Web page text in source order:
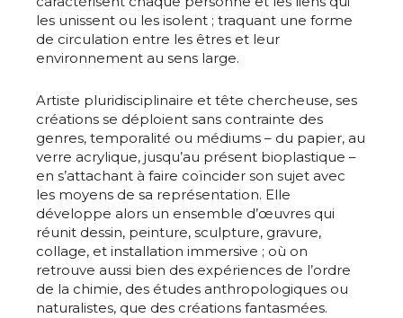
les unissent ou les isolent ; traquant une forme
de circulation entre les êtres et leur
environnement au sens large.
Artiste pluridisciplinaire et tête chercheuse, ses
créations se déploient sans contrainte des
genres, temporalité ou médiums – du papier, au
verre acrylique, jusqu’au présent bioplastique –
en s’attachant à faire coïncider son sujet avec
les moyens de sa représentation. Elle
développe alors un ensemble d’œuvres qui
réunit dessin, peinture, sculpture, gravure,
collage, et installation immersive ; où on
retrouve aussi bien des expériences de l’ordre
de la chimie, des études anthropologiques ou
naturalistes, que des créations fantasmées.